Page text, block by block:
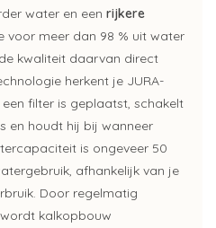
water en een rijkere
voor meer dan 98 % uit water
kwaliteit daarvan direct
herkent je JURA-
filter is geplaatst, schakelt
en houdt hij bij wanneer
is ongeveer 50
afhankelijk van je
Door regelmatig
kalkopbouw